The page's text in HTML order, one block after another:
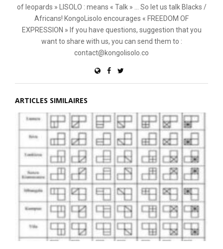
of leopards » LISOLO : means « Talk » ... So let us talk Blacks /
Africans! KongoLisolo encourages « FREEDOM OF
EXPRESSION » If you have questions, suggestion that you
want to share with us, you can send them to :
contact@kongolisolo.co
ARTICLES SIMILAIRES